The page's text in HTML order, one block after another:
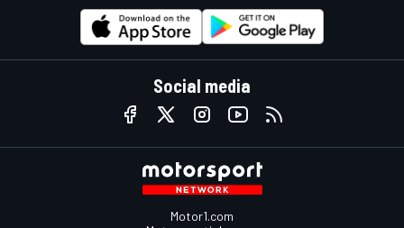
Social media
Motor1.com